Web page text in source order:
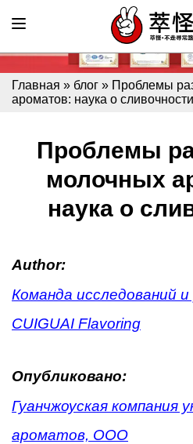
Главная » блог » Проблемы
ароматов: наука о сливочности
Проблемы
молочных
наука о
Author:
Команда исследований
CUIGUAI Flavoring
Опубликовано:
Гуанчжоуская компания
ароматов, ООО